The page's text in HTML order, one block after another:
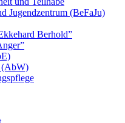
Jugendzentrum (BeFaJu)
Berhold”
(AbW)